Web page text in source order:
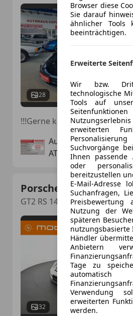
28
!!!Gerne kaufen wir auch
Autohaus Kopitsch
AT-2465 Höflein
Porsche 911
GT2 RS 145 of 500
32
Browser diese
Sie darauf
ähnlicher Tools
beeinträchtigen.
Erweiterte
Wir bzw.
technologische
Tools auf
erweiterten
Suchvorgänge
Ihnen passende
oder
bereitzustellen
E-Mail-Adresse
Suchanfragen,
Nutzung der
späteren
Händler
Anbietern
Tage zu
Verwendung
erweiterten
werden.